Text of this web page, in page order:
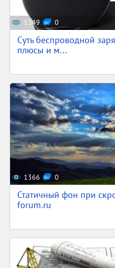
1349 0
Суть беспроводной
плюсы и м...
1366 0
Статичный фон при
forum.ru